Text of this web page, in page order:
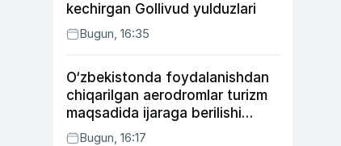
kechirgan Gollivud yulduzlari
Bugun, 16:35
O‘zbekistonda foydalanishdan
chiqarilgan aerodromlar turizm
maqsadida ijaraga berilishi
mumkin
Bugun, 16:17